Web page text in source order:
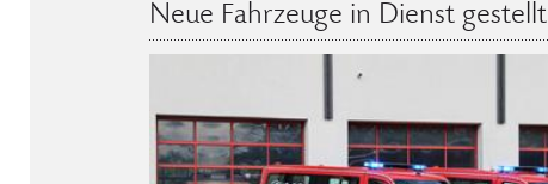
Neue Fahrzeuge in Dienst gestellt